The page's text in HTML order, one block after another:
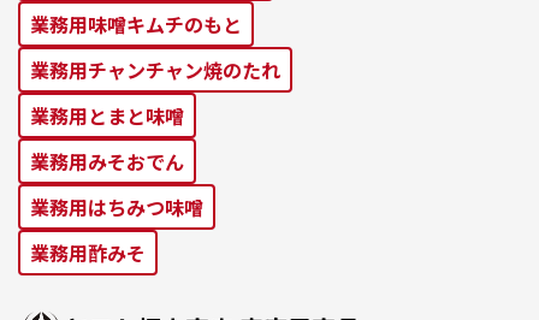
業務⽤味噌キムチのもと
業務⽤チャンチャン焼のたれ
業務⽤とまと味噌
業務⽤みそおでん
業務用はちみつ味噌
業務用酢みそ